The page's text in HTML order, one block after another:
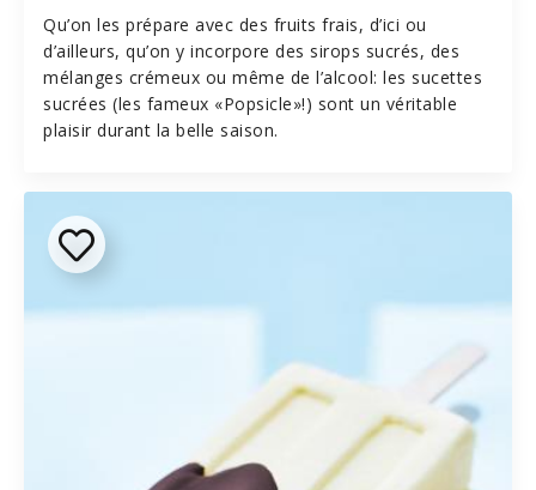
Qu’on les prépare avec des fruits frais, d’ici ou
d’ailleurs, qu’on y incorpore des sirops sucrés, des
mélanges crémeux ou même de l’alcool: les sucettes
sucrées (les fameux «Popsicle»!) sont un véritable
plaisir durant la belle saison.